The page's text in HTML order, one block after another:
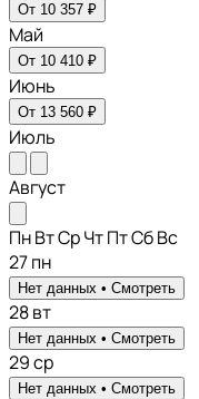
От 10 357 ₽
Май
От 10 410 ₽
Июнь
От 13 560 ₽
Июль
Август
ПнВтСрЧтПтСбВс
27пн
Нет данных • Смотреть
28вт
Нет данных • Смотреть
29ср
Нет данных • Смотреть